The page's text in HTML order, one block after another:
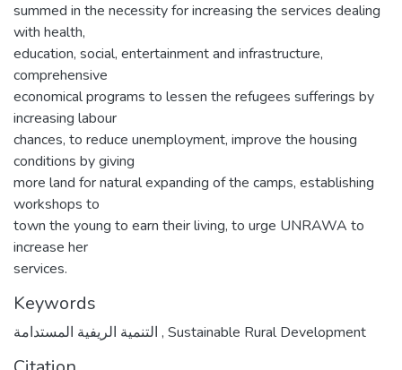
summed in the necessity for increasing the services dealing
with health,
education, social, entertainment and infrastructure,
comprehensive
economical programs to lessen the refugees sufferings by
increasing labour
chances, to reduce unemployment, improve the housing
conditions by giving
more land for natural expanding of the camps, establishing
workshops to
town the young to earn their living, to urge UNRAWA to
increase her
services.
Keywords
, Sustainable Rural Development